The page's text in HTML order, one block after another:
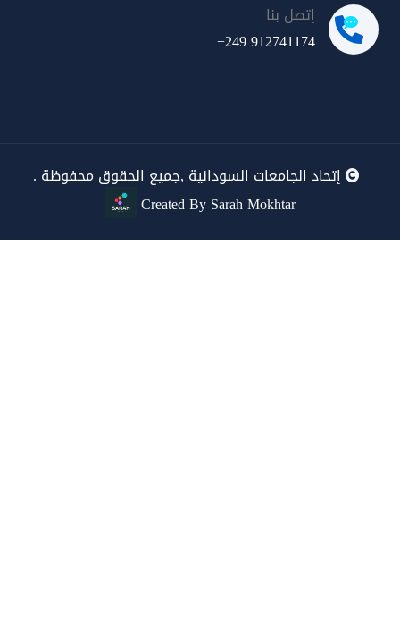
إتصل بنا
+249 912741174
إتحاد الجامعات السودانية ,جميع الحقوق محفوظة .
Created By Sarah Mokhtar